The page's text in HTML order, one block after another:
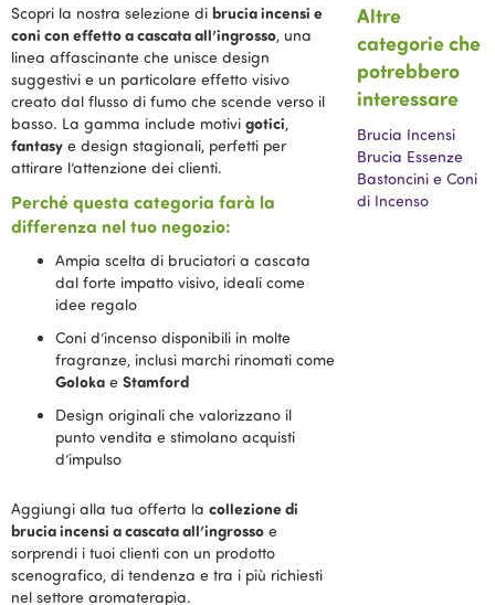
Scopri la nostra selezione di brucia incensi e
coni con effetto a cascata all’ingrosso, una
linea affascinante che unisce design
suggestivi e un particolare effetto visivo
creato dal flusso di fumo che scende verso il
basso. La gamma include motivi gotici,
fantasy e design stagionali, perfetti per
attirare l’attenzione dei clienti.
Perché questa categoria farà la
differenza nel tuo negozio:
Ampia scelta di bruciatori a cascata
dal forte impatto visivo, ideali come
idee regalo
Coni d’incenso disponibili in molte
fragranze, inclusi marchi rinomati come
Goloka e Stamford
Design originali che valorizzano il
punto vendita e stimolano acquisti
d’impulso
Aggiungi alla tua offerta la collezione di
brucia incensi a cascata all’ingrosso e
sorprendi i tuoi clienti con un prodotto
scenografico, di tendenza e tra i più richiesti
nel settore aromaterapia.
Altre
categorie che
potrebbero
interessare
Brucia Incensi
Brucia Essenze
Bastoncini e Coni
di Incenso